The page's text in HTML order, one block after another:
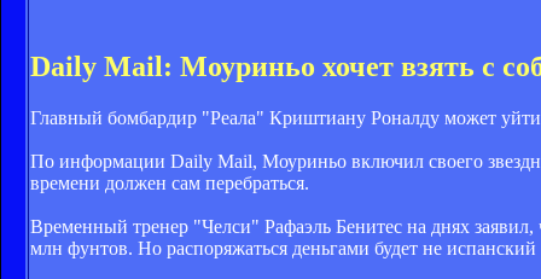
Daily Mail: Моуриньо хочет взять с
Главный бомбардир "Реала" Криштиану Роналду может
По информации Daily Mail, Моуриньо включил своего
времени должен сам перебраться.
Временный тренер "Челси" Рафаэль Бенитес на днях
млн фунтов. Но распоряжаться деньгами будет не